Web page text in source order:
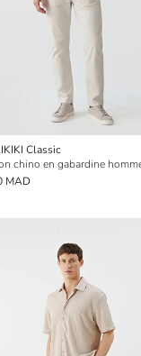
Classic
MAD